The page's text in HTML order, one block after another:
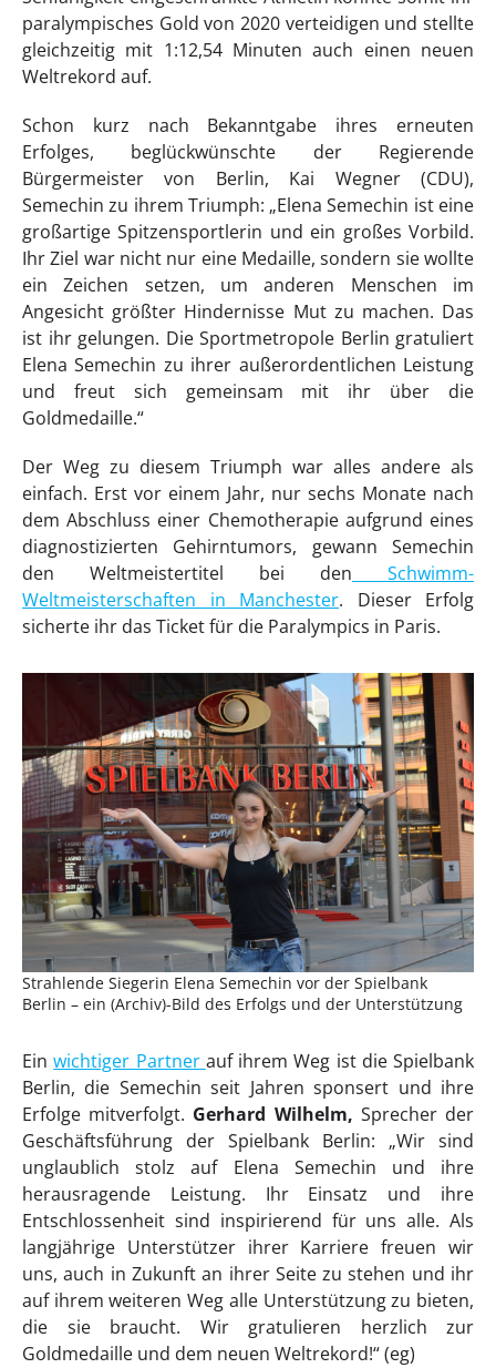
paralympisches Gold von 2020 verteidigen und stellte
gleichzeitig mit 1:12,54 Minuten auch einen neuen
Weltrekord auf.
Schon kurz nach Bekanntgabe ihres erneuten
Erfolges, beglückwünschte der Regierende
Bürgermeister von Berlin, Kai Wegner (CDU),
Semechin zu ihrem Triumph: „Elena Semechin ist eine
großartige Spitzensportlerin und ein großes Vorbild.
Ihr Ziel war nicht nur eine Medaille, sondern sie wollte
ein Zeichen setzen, um anderen Menschen im
Angesicht größter Hindernisse Mut zu machen. Das
ist ihr gelungen. Die Sportmetropole Berlin gratuliert
Elena Semechin zu ihrer außerordentlichen Leistung
und freut sich gemeinsam mit ihr über die
Goldmedaille.“
Der Weg zu diesem Triumph war alles andere als
einfach. Erst vor einem Jahr, nur sechs Monate nach
dem Abschluss einer Chemotherapie aufgrund eines
diagnostizierten Gehirntumors, gewann Semechin
den Weltmeistertitel bei den Schwimm-
Weltmeisterschaften in Manchester. Dieser Erfolg
sicherte ihr das Ticket für die Paralympics in Paris.
Strahlende Siegerin Elena Semechin vor der Spielbank
Berlin – ein (Archiv)-Bild des Erfolgs und der Unterstützung
Einwichtiger Partner auf ihrem Weg ist die Spielbank
Berlin, die Semechin seit Jahren sponsert und ihre
Erfolge mitverfolgt. Gerhard Wilhelm, Sprecher der
Geschäftsführung der Spielbank Berlin: „Wir sind
unglaublich stolz auf Elena Semechin und ihre
herausragende Leistung. Ihr Einsatz und ihre
Entschlossenheit sind inspirierend für uns alle. Als
langjährige Unterstützer ihrer Karriere freuen wir
uns, auch in Zukunft an ihrer Seite zu stehen und ihr
auf ihrem weiteren Weg alle Unterstützung zu bieten,
die sie braucht. Wir gratulieren herzlich zur
Goldmedaille und dem neuen Weltrekord!“ (eg)